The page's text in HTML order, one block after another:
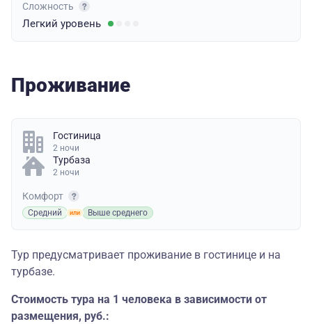
Сложность
Легкий уровень
Проживание
Гостиница
2 ночи
Турбаза
2 ночи
Комфорт
Средний Выше среднего
Тур предусматривает проживание в гостинице и на
турбазе.
Стоимость тура на 1 человека в зависимости от
размещения, руб.: